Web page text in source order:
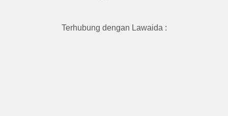
Terhubung dengan Lawaida :